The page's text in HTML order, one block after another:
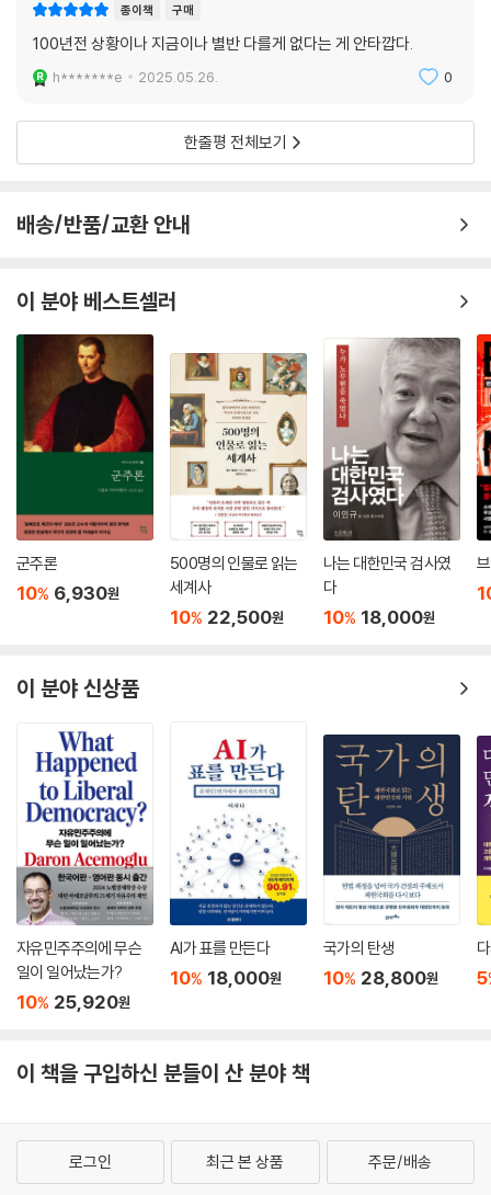
그러나 파시즘의 대중적 호소력을 얕잡아 보고 민주주의 사회 안에 존재하
라고 오웰은 경고한다. “10년 동안 일자리가 없거나 파산 직전인 사람이라
라 전체가 어떤 구원자의 품에 모든 걸 내맡기려 한 것도 비슷한 심리일 것
이다.”(「리뷰: 해들리 캔트릴의 “화성 침공”」) 장기간의 경제 침체, 중산층
시즘의 토대가 구축되고 있으며, 그 위에서 극우 세력이 힘을 얻고 있다. 마
의의 창궐을 예견하고 그와 맞서 싸울 길을 제시한 오웰의 글을 읽어보자.
종이책 구매
100년전 상황이나 지금이나 별반 다를게 없다는 게 안타깝다.
h*******e 2025.05.26. 0
한줄평 전체보기
배송/반품/교환 안내
이 분야 베스트셀러
군주론
10% 6,930원
500명의 인물로 읽는
세계사
10% 22,500원
나는 대한민국 검사였
다
10% 18,000원
이 분야 신상품
자유민주주의에 무슨
일이 일어났는가?
10% 25,920원
AI가 표를 만든다
10% 18,000원
국가의 탄생
10% 28,800원 5
이 책을 구입하신 분들이 산 분야 책
로그인 최근 본 상품 주문/배송